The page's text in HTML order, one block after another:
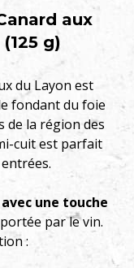
aux
g)
du Layon est
fondant du foie
de la région des
cuit est parfait
une touche
par le vin.
: